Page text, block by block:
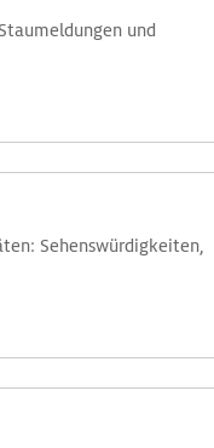
und
Sehens­würdig­keiten,